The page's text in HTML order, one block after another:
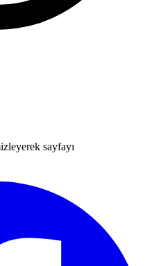
sayfayı